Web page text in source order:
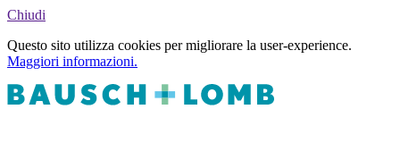
Chiudi
Questo sito utilizza cookies per migliorare la user-experience.
Maggiori informazioni.